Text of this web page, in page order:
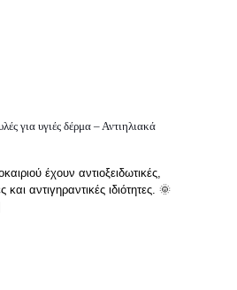
για υγιές δέρμα – Αντιηλιακά
έχουν αντιοξειδωτικές,
αντιγηραντικές ιδιότητες. 🌞